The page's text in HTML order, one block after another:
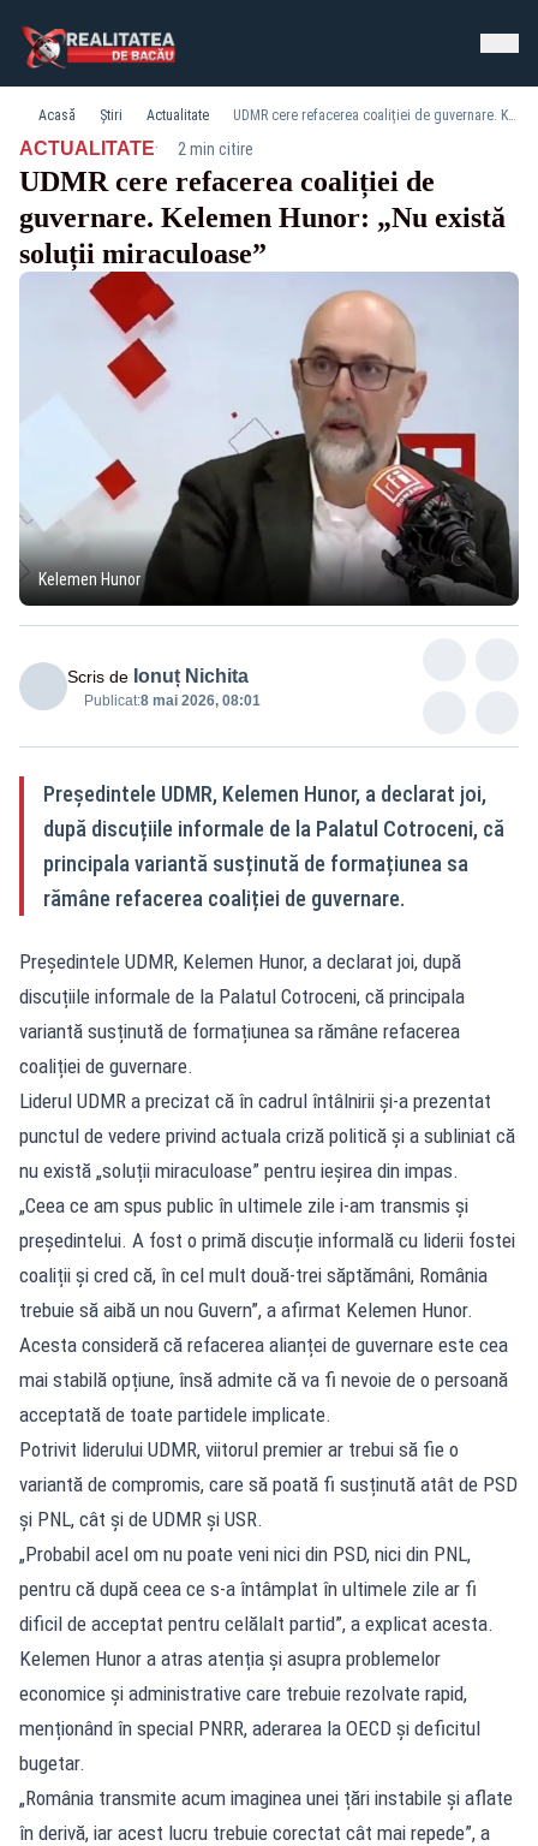
Acasă Știri Actualitate UDMR cere refacerea coaliției de guvernare. Kelemen Hunor: „Nu există soluții miraculoase”
ACTUALITATE· 2 min citire
UDMR cere refacerea coaliției de
guvernare. Kelemen Hunor: „Nu există
soluții miraculoase”
Kelemen Hunor
Scris de Ionuț Nichita
Publicat:8 mai 2026, 08:01
Președintele UDMR, Kelemen Hunor, a declarat joi,
după discuțiile informale de la Palatul Cotroceni, că
principala variantă susținută de formațiunea sa
rămâne refacerea coaliției de guvernare.
Președintele UDMR, Kelemen Hunor, a declarat joi, după
discuțiile informale de la Palatul Cotroceni, că principala
variantă susținută de formațiunea sa rămâne refacerea
coaliției de guvernare.
Liderul UDMR a precizat că în cadrul întâlnirii și-a prezentat
punctul de vedere privind actuala criză politică și a subliniat că
nu există „soluții miraculoase” pentru ieșirea din impas.
„Ceea ce am spus public în ultimele zile i-am transmis și
președintelui. A fost o primă discuție informală cu liderii fostei
coaliții și cred că, în cel mult două-trei săptămâni, România
trebuie să aibă un nou Guvern”, a afirmat Kelemen Hunor.
Acesta consideră că refacerea alianței de guvernare este cea
mai stabilă opțiune, însă admite că va fi nevoie de o persoană
acceptată de toate partidele implicate.
Potrivit liderului UDMR, viitorul premier ar trebui să fie o
variantă de compromis, care să poată fi susținută atât de PSD
și PNL, cât și de UDMR și USR.
„Probabil acel om nu poate veni nici din PSD, nici din PNL,
pentru că după ceea ce s-a întâmplat în ultimele zile ar fi
dificil de acceptat pentru celălalt partid”, a explicat acesta.
Kelemen Hunor a atras atenția și asupra problemelor
economice și administrative care trebuie rezolvate rapid,
menționând în special PNRR, aderarea la OECD și deficitul
bugetar.
„România transmite acum imaginea unei țări instabile și aflate
în derivă, iar acest lucru trebuie corectat cât mai repede”, a